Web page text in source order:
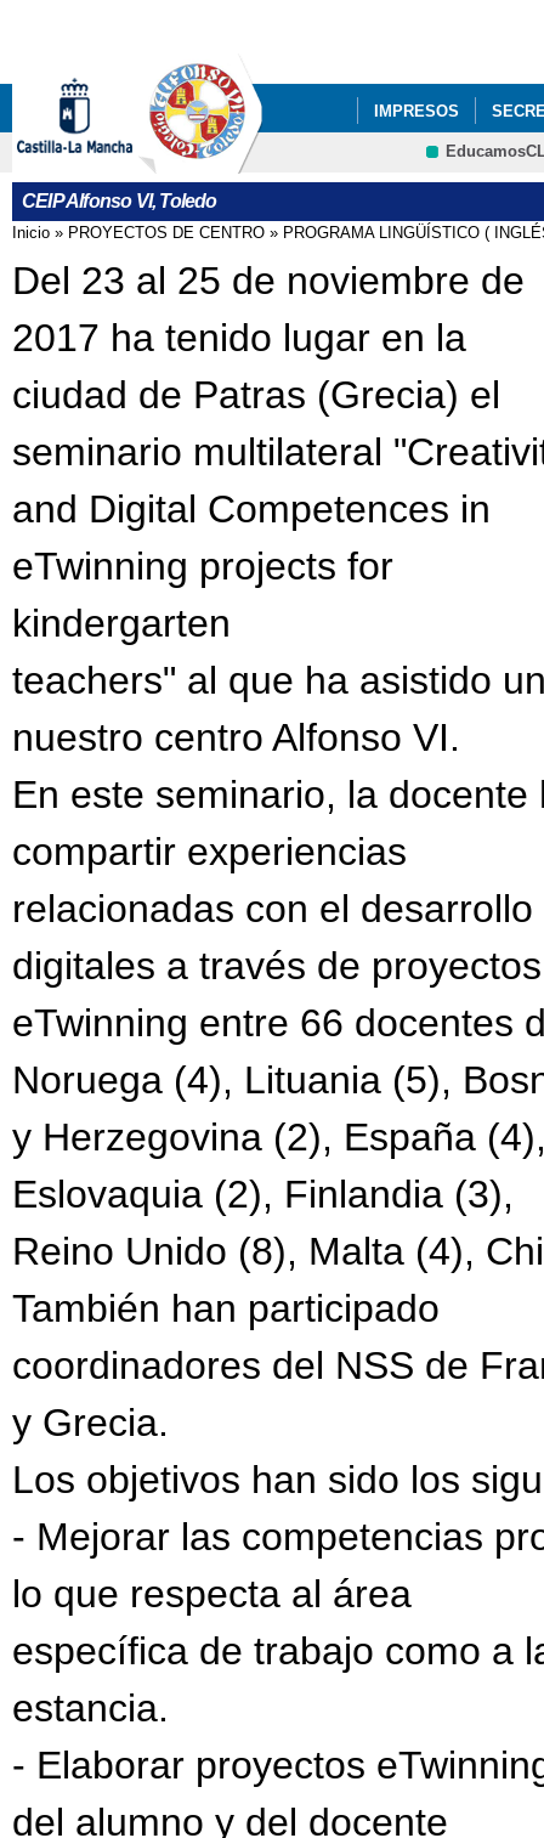
IMPRESOS
PROYECTOS DE
CEIP Alfonso VI, Toledo
Se encuentra usted aquí
Inicio » PROYECTOS DE CENTRO » PROGRAMA LINGÜÍSTICO (
Del 23 al 25 de noviembre de
2017 ha tenido lugar en la
ciudad de Patras (Grecia) el
seminario multilateral
and Digital Competences in
eTwinning projects for
kindergarten
teachers" al que ha asistido
nuestro centro Alfonso VI.
En este seminario, la
compartir experiencias
relacionadas con el
digitales a través de proyectos
eTwinning entre 66 docentes
Noruega (4), Lituania (5),
y Herzegovina (2), España
Eslovaquia (2), Finlandia (3),
Reino Unido (8), Malta (4),
También han participado
coordinadores del NSS de
y Grecia.
Los objetivos han sido los
- Mejorar las competencias
lo que respecta al área
específica de trabajo como a
estancia.
- Elaborar proyectos
del alumno y del docente